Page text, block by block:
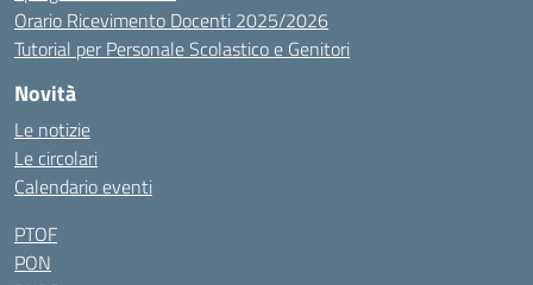
Orario Ricevimento Docenti 2025/2026
Tutorial per Personale Scolastico e Genitori
Novità
Le notizie
Le circolari
Calendario eventi
PTOF
PON